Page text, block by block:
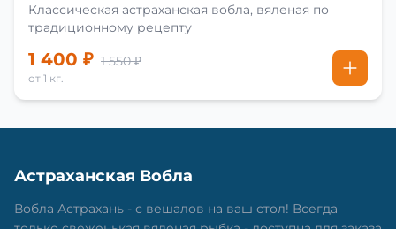
Классическая астраханская вобла, вяленая по
традиционному рецепту
1 400 ₽ 1 550 ₽
от 1 кг.
Астраханская Вобла
Вобла Астрахань - с вешалов на ваш стол! Всегда